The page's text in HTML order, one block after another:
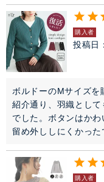
購入者
投稿日
ボルドーのMサイズを
紹介通り、羽織とし
でした。ボタンはかわ
留め外ししにくかった
購入者